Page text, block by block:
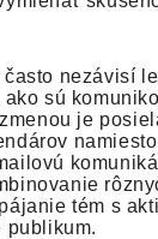
nezávisí
sú
je
tém s
publikum.